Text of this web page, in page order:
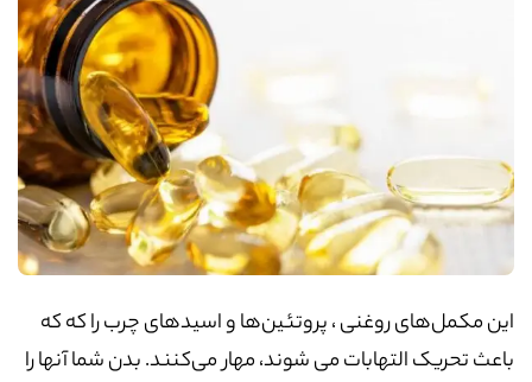
این مکمل‌های روغنی ، پروتئین‌ها و اسیدهای چرب را که که
باعث تحریک التهابات می شوند، مهار می‌کنند. بدن شما آنها را